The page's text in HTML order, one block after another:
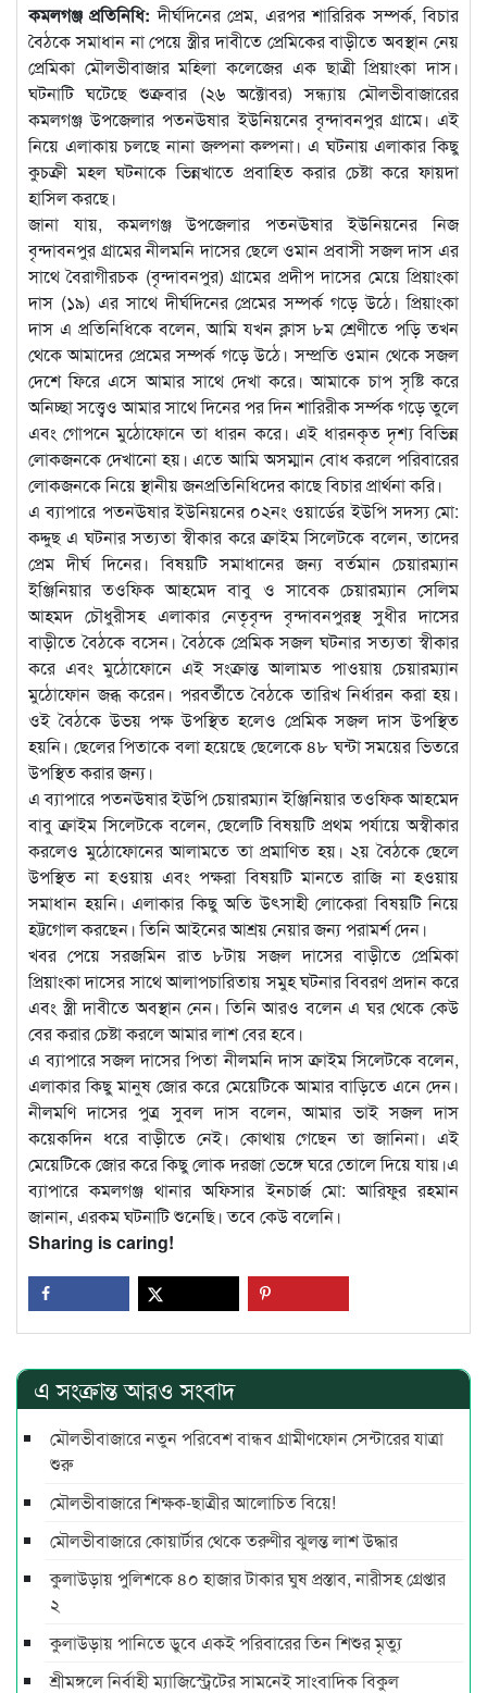
কমলগঞ্জ প্রতিনিধি:দীর্ঘদিনের প্রেম, এরপর শারিরিক সম্পর্ক, বিচার
বৈঠকে সমাধান না পেয়ে স্ত্রীর দাবীতে প্রেমিকের বাড়ীতে অবস্থান নেয়
প্রেমিকা মৌলভীবাজার মহিলা কলেজের এক ছাত্রী প্রিয়াংকা দাস।
ঘটনাটি ঘটেছে শুক্রবার (২৬ অক্টোবর) সন্ধ্যায় মৌলভীবাজারের
কমলগঞ্জ উপজেলার পতনঊষার ইউনিয়নের বৃন্দাবনপুর গ্রামে। এই
নিয়ে এলাকায় চলছে নানা জল্পনা কল্পনা। এ ঘটনায় এলাকার কিছু
কুচক্রী মহল ঘটনাকে ভিন্নখাতে প্রবাহিত করার চেষ্টা করে ফায়দা
হাসিল করছে।
জানা যায়, কমলগঞ্জ উপজেলার পতনঊষার ইউনিয়নের নিজ
বৃন্দাবনপুর গ্রামের নীলমনি দাসের ছেলে ওমান প্রবাসী সজল দাস এর
সাথে বৈরাগীরচক (বৃন্দাবনপুর) গ্রামের প্রদীপ দাসের মেয়ে প্রিয়াংকা
দাস (১৯) এর সাথে দীর্ঘদিনের প্রেমের সম্পর্ক গড়ে উঠে। প্রিয়াংকা
দাস এ প্রতিনিধিকে বলেন, আমি যখন ক্লাস ৮ম শ্রেণীতে পড়ি তখন
থেকে আমাদের প্রেমের সম্পর্ক গড়ে উঠে। সম্প্রতি ওমান থেকে সজল
দেশে ফিরে এসে আমার সাথে দেখা করে। আমাকে চাপ সৃষ্টি করে
অনিচ্ছা সত্ত্বেও আমার সাথে দিনের পর দিন শারিরীক সর্ম্পক গড়ে তুলে
এবং গোপনে মুঠোফোনে তা ধারন করে। এই ধারনকৃত দৃশ্য বিভিন্ন
লোকজনকে দেখানো হয়। এতে আমি অসম্মান বোধ করলে পরিবারের
লোকজনকে নিয়ে স্থানীয় জনপ্রতিনিধিদের কাছে বিচার প্রার্থনা করি।
এ ব্যাপারে পতনঊষার ইউনিয়নের ০২নং ওয়ার্ডের ইউপি সদস্য মো:
কদ্দুছ এ ঘটনার সত্যতা স্বীকার করে ক্রাইম সিলেটকে বলেন, তাদের
প্রেম দীর্ঘ দিনের। বিষয়টি সমাধানের জন্য বর্তমান চেয়ারম্যান
ইঞ্জিনিয়ার তওফিক আহমেদ বাবু ও সাবেক চেয়ারম্যান সেলিম
আহমদ চৌধুরীসহ এলাকার নেতৃবৃন্দ বৃন্দাবনপুরস্থ সুধীর দাসের
বাড়ীতে বৈঠকে বসেন। বৈঠকে প্রেমিক সজল ঘটনার সত্যতা স্বীকার
করে এবং মুঠোফোনে এই সংক্রান্ত আলামত পাওয়ায় চেয়ারম্যান
মুঠোফোন জব্ধ করেন। পরবর্তীতে বৈঠকে তারিখ নির্ধারন করা হয়।
ওই বৈঠকে উভয় পক্ষ উপস্থিত হলেও প্রেমিক সজল দাস উপস্থিত
হয়নি। ছেলের পিতাকে বলা হয়েছে ছেলেকে ৪৮ ঘন্টা সময়ের ভিতরে
উপস্থিত করার জন্য।
এ ব্যাপারে পতনঊষার ইউপি চেয়ারম্যান ইঞ্জিনিয়ার তওফিক আহমেদ
বাবু ক্রাইম সিলেটকে বলেন, ছেলেটি বিষয়টি প্রথম পর্যায়ে অস্বীকার
করলেও মুঠোফোনের আলামতে তা প্রমাণিত হয়। ২য় বৈঠকে ছেলে
উপস্থিত না হওয়ায় এবং পক্ষরা বিষয়টি মানতে রাজি না হওয়ায়
সমাধান হয়নি। এলাকার কিছু অতি উৎসাহী লোকেরা বিষয়টি নিয়ে
হট্টগোল করছেন। তিনি আইনের আশ্রয় নেয়ার জন্য পরামর্শ দেন।
খবর পেয়ে সরজমিন রাত ৮টায় সজল দাসের বাড়ীতে প্রেমিকা
প্রিয়াংকা দাসের সাথে আলাপচারিতায় সমুহ ঘটনার বিবরণ প্রদান করে
এবং স্ত্রী দাবীতে অবস্থান নেন। তিনি আরও বলেন এ ঘর থেকে কেউ
বের করার চেষ্টা করলে আমার লাশ বের হবে।
এ ব্যাপারে সজল দাসের পিতা নীলমনি দাস ক্রাইম সিলেটকে বলেন,
এলাকার কিছু মানুষ জোর করে মেয়েটিকে আমার বাড়িতে এনে দেন।
নীলমণি দাসের পুত্র সুবল দাস বলেন, আমার ভাই সজল দাস
কয়েকদিন ধরে বাড়ীতে নেই। কোথায় গেছেন তা জানিনা। এই
মেয়েটিকে জোর করে কিছু লোক দরজা ভেঙ্গে ঘরে তোলে দিয়ে যায়।এ
ব্যাপারে কমলগঞ্জ থানার অফিসার ইনচার্জ মো: আরিফুর রহমান
জানান, এরকম ঘটনাটি শুনেছি। তবে কেউ বলেনি।
Sharing is caring!
এ সংক্রান্ত আরও সংবাদ
মৌলভীবাজারে নতুন পরিবেশ বান্ধব গ্রামীণফোন সেন্টারের যাত্রা
শুরু
মৌলভীবাজারে শিক্ষক-ছাত্রীর আলোচিত বিয়ে!
মৌলভীবাজারে কোয়ার্টার থেকে তরুণীর ঝুলন্ত লাশ উদ্ধার
কুলাউড়ায় পুলিশকে ৪০ হাজার টাকার ঘুষ প্রস্তাব, নারীসহ গ্রেপ্তার
২
কুলাউড়ায় পানিতে ডুবে একই পরিবারের তিন শিশুর মৃত্যু
শ্রীমঙ্গলে নির্বাহী ম্যাজিস্ট্রেটের সামনেই সাংবাদিক বিকুল